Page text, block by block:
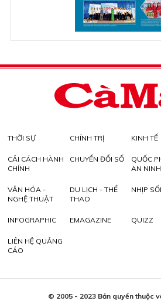
THỜI SỰ CHÍNH TRỊ KINH TẾ
CẢI CÁCH HÀNH
CHÍNH
CHUYỂN ĐỔI SỐ
QUỐC
AN NINH
VĂN HÓA -
NGHỆ THUẬT
DU LỊCH - THỂ
THAO
NHỊP
INFOGRAPHIC EMAGAZINE QUIZZ
LIÊN HỆ QUẢNG
CÁO
© 2005 - 2023 Bản quyền thuộc